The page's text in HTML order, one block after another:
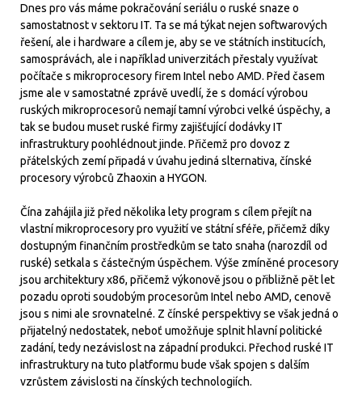
Dnes pro vás máme pokračování seriálu o ruské snaze o
samostatnost v sektoru IT. Ta se má týkat nejen softwarových
řešení, ale i hardware a cílem je, aby se ve státních institucích,
samosprávách, ale i například univerzitách přestaly využívat
počítače s mikroprocesory firem Intel nebo AMD. Před časem
jsme ale v samostatné zprávě uvedlí, že s domácí výrobou
ruských mikroprocesorů nemají tamní výrobci velké úspěchy, a
tak se budou muset ruské firmy zajišťující dodávky IT
infrastruktury poohlédnout jinde. Přičemž pro dovoz z
přátelských zemí připadá v úvahu jediná slternativa, čínské
procesory výrobců Zhaoxin a HYGON.
Čína zahájila již před několika lety program s cílem přejít na
vlastní mikroprocesory pro využití ve státní sféře, přičemž díky
dostupným finančním prostředkům se tato snaha (narozdíl od
ruské) setkala s částečným úspěchem. Výše zmíněné procesory
jsou architektury x86, přičemž výkonově jsou o přibližně pět let
pozadu oproti soudobým procesorům Intel nebo AMD, cenově
jsou s nimi ale srovnatelné. Z čínské perspektivy se však jedná o
přijatelný nedostatek, neboť umožňuje splnit hlavní politické
zadání, tedy nezávislost na západní produkci. Přechod ruské IT
infrastruktury na tuto platformu bude však spojen s dalším
vzrůstem závislosti na čínských technologiích.